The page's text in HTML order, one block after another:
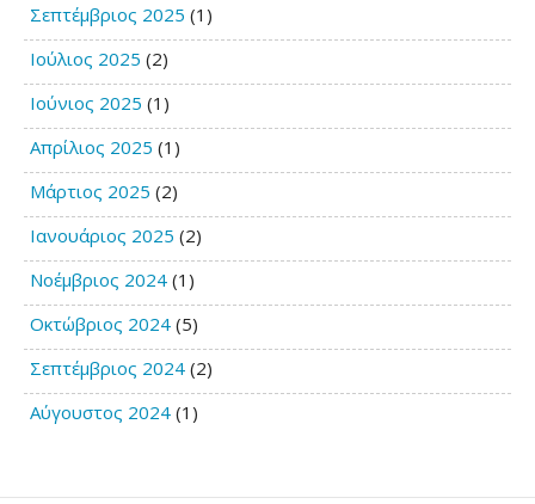
Σεπτέμβριος 2025 (1)
Ιούλιος 2025 (2)
Ιούνιος 2025 (1)
Απρίλιος 2025 (1)
Μάρτιος 2025 (2)
Ιανουάριος 2025 (2)
Νοέμβριος 2024 (1)
Οκτώβριος 2024 (5)
Σεπτέμβριος 2024 (2)
Αύγουστος 2024 (1)